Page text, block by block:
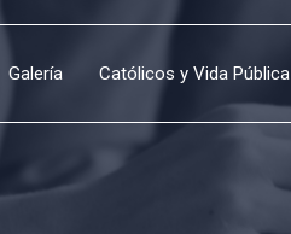
Galería Católicos y Vida Pública